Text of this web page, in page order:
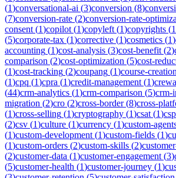
(1)conversational-ai (3)conversion (8)
(7)conversion-rate (2)conversion-rate-
consent (1)copilot (1)copyleft (1)copyrights (1
(5)corporate-tax (1)corrective (1)cosmetics (1)
accounting (1)cost-analysis (3)cost-benefit (2)
comparison (2)cost-optimization (5)cost-
(1)cost-tracking (2)coupang (1)course-creation
(1)cpq (1)cpra (1)credit-management (1)
(44)crm-analytics (1)crm-comparison (5)crm-
migration (2)cro (2)cross-border(8)cross-
(1)cross-selling (1)cryptography (1)csat (1)
(2)csv (1)culture (1)currency (1)custom-
(1)custom-development (1)custom-fields (1)
(1)custom-orders (2)custom-skills (2)
(2)customer-data (1)customer-engagement (3)
(5)customer-health (1)customer-journey (1)